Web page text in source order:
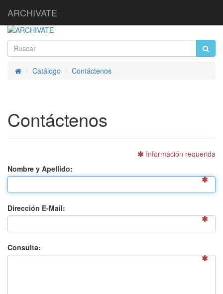
ARCHIVATE
InicioCatálogo Contáctenos
Contáctenos
Información requerida
Nombre y Apellido:
Dirección E-Mail:
Consulta: